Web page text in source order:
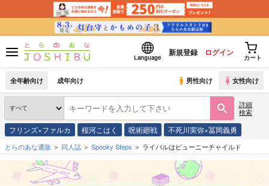
Language
新規登録 ログイン
カート
全年齢向け 成年向け 男性向け 女性向け
詳細
検索
フリンズ×ファルカ 桜河こはく 呪術廻戦 不死川実弥×冨岡義勇
とらのあな通販 同人誌 Spooky Steps ライバルはピューニーチャイルド